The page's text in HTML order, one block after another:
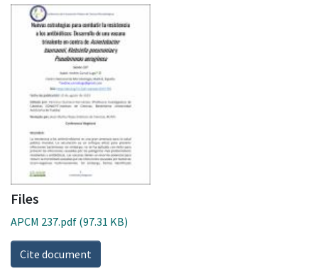
Files
APCM 237.pdf (97.31 KB)
Cite document